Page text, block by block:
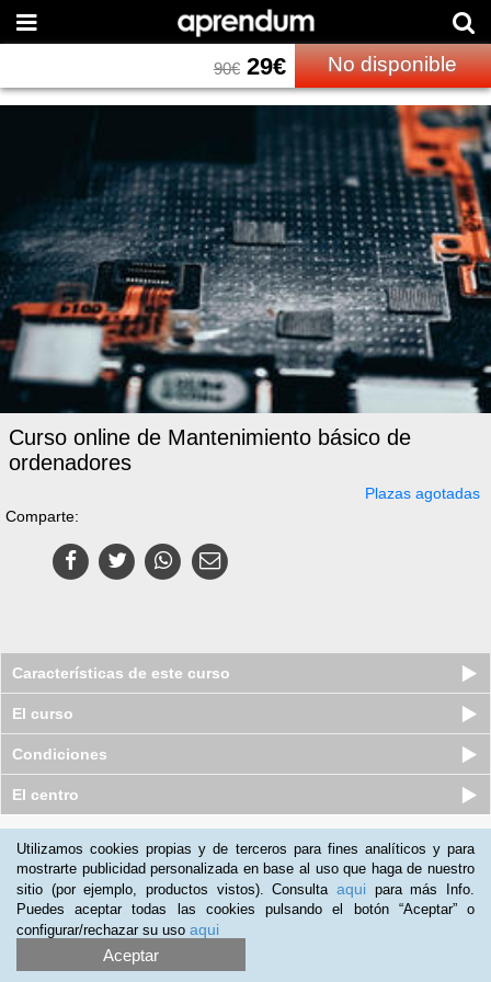
90€29€ No disponible
Curso online de Mantenimiento básico de
ordenadores
Plazas agotadas
Comparte:
Características de este curso
El curso
Condiciones
El centro
Utilizamos cookies propias y de terceros para fines analíticos y para
mostrarte publicidad personalizada en base al uso que haga de nuestro
sitio (por ejemplo, productos vistos). Consulta aqui para más Info.
Puedes aceptar todas las cookies pulsando el botón “Aceptar” o
configurar/rechazar su uso aqui
Aceptar
Promociona tu negocio |Programa de Afiliación
2012-2026 Aprendum
LLámanos: